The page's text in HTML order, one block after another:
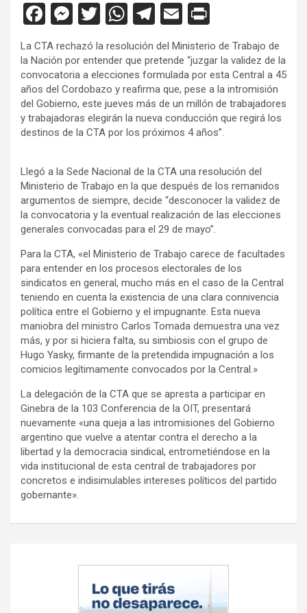
F
a
ce
b
o
o
M
es
se
n
g
er
T
tt
er
W
h
at
s
A
p
T
el
e
gr
a
m
E
m
ail
in
tF
ri
e
n
y
La CTA rechazó la resolución del Ministerio de Trabajo de
la Nación por entender que pretende “juzgar la validez de la
convocatoria a elecciones formulada por esta Central a 45
años del Cordobazo y reafirma que, pese a la intromisión
del Gobierno, este jueves más de un millón de trabajadores
y trabajadoras elegirán la nueva conducción que regirá los
destinos de la CTA por los próximos 4 años”.
Llegó a la Sede Nacional de la CTA una resolución del
Ministerio de Trabajo en la que después de los remanidos
argumentos de siempre, decide “desconocer la validez de
la convocatoria y la eventual realización de las elecciones
generales convocadas para el 29 de mayo”.
Para la CTA, «el Ministerio de Trabajo carece de facultades
para entender en los procesos electorales de los
sindicatos en general, mucho más en el caso de la Central
teniendo en cuenta la existencia de una clara connivencia
política entre el Gobierno y el impugnante. Esta nueva
maniobra del ministro Carlos Tomada demuestra una vez
más, y por si hiciera falta, su simbiosis con el grupo de
Hugo Yasky, firmante de la pretendida impugnación a los
comicios legítimamente convocados por la Central.»
La delegación de la CTA que se apresta a participar en
Ginebra de la 103 Conferencia de la OIT, presentará
nuevamente «una queja a las intromisiones del Gobierno
argentino que vuelve a atentar contra el derecho a la
libertad y la democracia sindical, entrometiéndose en la
vida institucional de esta central de trabajadores por
concretos e indisimulables intereses políticos del partido
gobernante».